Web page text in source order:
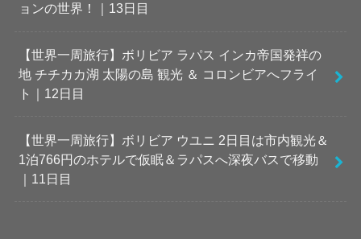
ョンの世界！｜13日目
【世界一周旅行】ボリビア ラパス インカ帝国発祥の
地 チチカカ湖 太陽の島 観光 ＆ コロンビアへフライ
ト｜12日目
【世界一周旅行】ボリビア ウユニ 2日目は市内観光＆
1泊766円のホテルで仮眠＆ラパスへ深夜バスで移動
｜11日目